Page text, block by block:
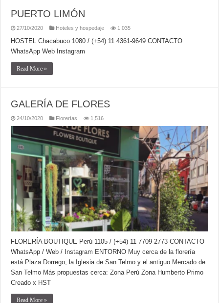
PUERTO LIMÓN
27/10/2020 Hoteles y hospedaje 1,035
HOSTEL Chacabuco 1080 / (+54) 11 4361-9649 CONTACTO
WhatsApp Web Instagram
Read More »
GALERÍA DE FLORES
24/10/2020 Florerías 1,516
FLORERÍA BOUTIQUE Perú 1105 / (+54) 11 7709-2773 CONTACTO
WhatsApp / Web / Instagram ENTORNO Muy cerca de la florería
está Plaza Dorrego, la Iglesia de San Telmo y el antiguo Mercado de
San Telmo Más propuestas cerca: Zona Perú Zona Humberto Primo
Creado x HST
Read More »